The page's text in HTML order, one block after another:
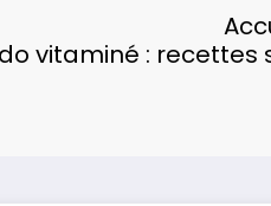
vitaminé : recettes